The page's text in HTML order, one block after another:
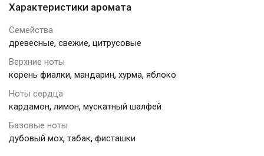
Характеристики аромата
Семейства
древесные, свежие, цитрусовые
Верхние ноты
корень фиалки, мандарин, хурма, яблоко
Ноты сердца
кардамон, лимон, мускатный шалфей
Базовые ноты
дубовый мох, табак, фисташки